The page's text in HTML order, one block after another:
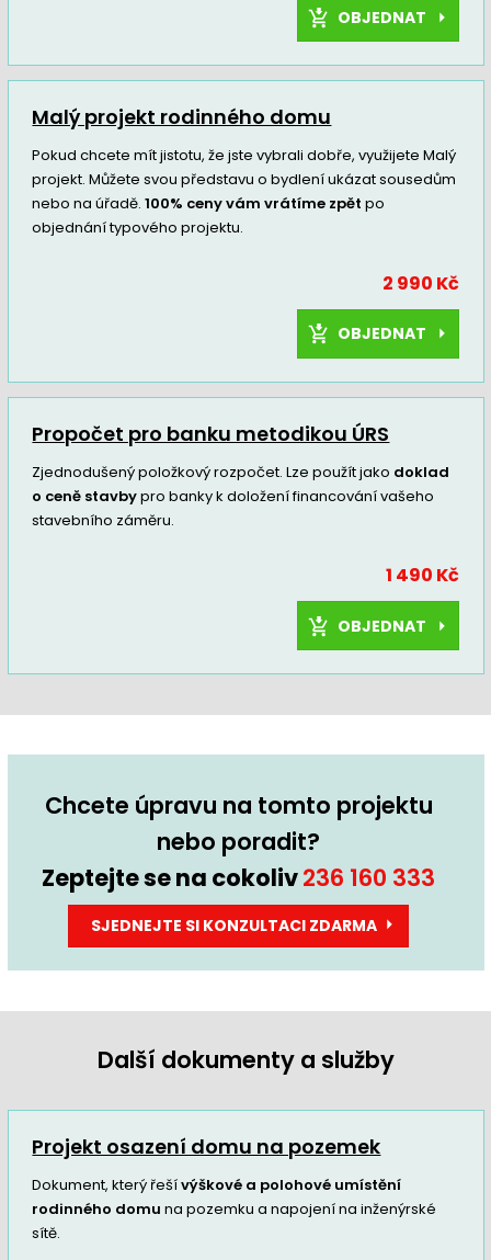
OBJEDNAT
Malý projekt rodinného domu
Pokud chcete mít jistotu, že jste vybrali dobře, využijete Malý
projekt. Můžete svou představu o bydlení ukázat sousedům
nebo na úřadě.100% ceny vám vrátíme zpět po
objednání typového projektu.
2 990 Kč
OBJEDNAT
Propočet pro banku metodikou ÚRS
Zjednodušený položkový rozpočet. Lze použít jako doklad
o ceně stavbypro banky k doložení financování vašeho
stavebního záměru.
1 490 Kč
OBJEDNAT
Chcete úpravu na tomto projektu
nebo poradit?
Zeptejte se na cokoliv236 160 333
SJEDNEJTE SI KONZULTACI ZDARMA
Další dokumenty a služby
Projekt osazení domu na pozemek
Dokument, který řešívýškové a polohové umístění
rodinného domu na pozemku a napojení na inženýrské
sítě.